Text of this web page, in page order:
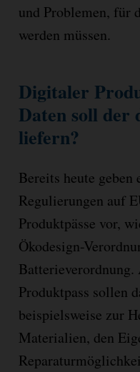
und Problemen, für
werden müssen.
Digitaler
Daten soll der
liefern?
Bereits heute geben
Regulierungen auf
Produktpässe vor,
Ökodesign-
Produktpass sollen
beispielsweise zur
Materialien, den